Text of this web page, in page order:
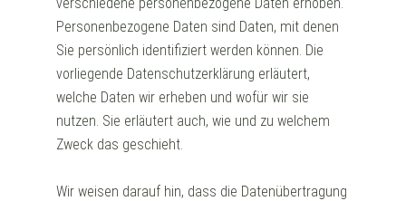
Personenbezogene Daten sind Daten, mit denen
Sie persönlich identifiziert werden können. Die
vorliegende Datenschutzerklärung erläutert,
welche Daten wir erheben und wofür wir sie
nutzen. Sie erläutert auch, wie und zu welchem
Zweck das geschieht.
Wir weisen darauf hin, dass die Datenübertragung